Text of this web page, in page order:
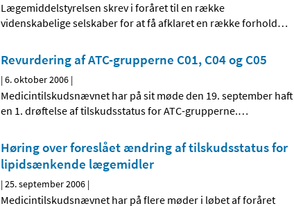
Lægemiddelstyrelsen skrev i foråret til en række
videnskabelige selskaber for at få afklaret en række forhold…
Revurdering af ATC-grupperne C01, C04 og C05
|6. oktober 2006 |
Medicintilskudsnævnet har på sit møde den 19. september haft
en 1. drøftelse af tilskudsstatus for ATC-grupperne.…
Høring over foreslået ændring af tilskudsstatus for
lipidsænkende lægemidler
|25. september 2006 |
Medicintilskudsnævnet har på flere møder i løbet af foråret